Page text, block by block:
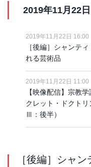
2019年11月22日
2019年11月22日 16:00
［後編］シャンテ
れる芸術品
2019年11月22日 11:00
【映像配信】宗
クレット・ドクト
Ⅲ：後半）
［後編］シャ